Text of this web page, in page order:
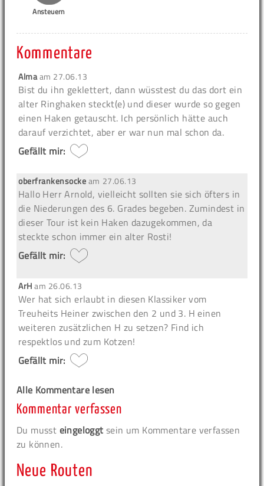
Ansteuern
Kommentare
Almaam 27.06.13
Bist du ihn geklettert, dann wüsstest du das dort ein
alter Ringhaken steckt(e) und dieser wurde so gegen
einen Haken getauscht. Ich persönlich hätte auch
darauf verzichtet, aber er war nun mal schon da.
Gefällt mir:
oberfrankensockeam 27.06.13
Hallo Herr Arnold, vielleicht sollten sie sich öfters in
die Niederungen des 6. Grades begeben. Zumindest in
dieser Tour ist kein Haken dazugekommen, da
steckte schon immer ein alter Rosti!
Gefällt mir:
ArHam 26.06.13
Wer hat sich erlaubt in diesen Klassiker vom
Treuheits Heiner zwischen den 2 und 3. H einen
weiteren zusätzlichen H zu setzen? Find ich
respektlos und zum Kotzen!
Gefällt mir:
Alle Kommentare lesen
Kommentar verfassen
Du musst eingeloggt sein um Kommentare verfassen
zu können.
Neue Routen